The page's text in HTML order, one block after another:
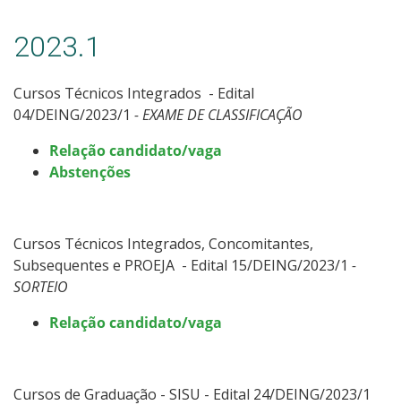
2023.1
Cursos Técnicos Integrados - Edital
04/DEING/2023/1 - EXAME DE CLASSIFICAÇÃO
Relação candidato/vaga
Abstenções
Cursos Técnicos Integrados, Concomitantes,
Subsequentes e PROEJA - Edital 15/DEING/2023/1 -
SORTEIO
Relação candidato/vaga
Cursos de Graduação - SISU - Edital 24/DEING/2023/1